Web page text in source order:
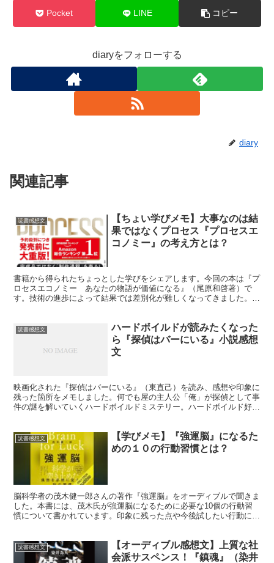
Pocket LINE コピー
diaryをフォローする
diary
関連記事
読書感想文
【ちょい学びメモ】大事なのは結
果ではなくプロセス『プロセスエ
コノミー』の考え方とは？
書籍から得られたちょっとした学びをシェアします。今回の本は『プ
ロセスエコノミー あなたの物語が価値になる』（尾原和啓著）で
す。技術の進歩によって結果では差別化が難しくなってきました。そ
読書感想文
ハードボイルドが読みたくなった
ら『探偵はバーにいる』小説感想
文
映画化された『探偵はバーにいる』（東直己）を読み、感想や印象に
残った箇所をメモしました。何でも屋の主人公「俺」が探偵として事
件の謎を解いていくハードボイルドミステリー。ハードボイルド好き
読書感想文
【学びメモ】『強運脳』になるた
めの１０の行動習慣とは？
脳科学者の茂木健一郎さんの著作『強運脳』をオーディブルで聞きま
した。本書には、茂木氏が強運脳になるために必要な10個の行動習
慣について書かれています。印象に残った点や今後試したい行動につ
読書感想文
【オーディブル感想文】上質な社
会派サスペンス！『鎮魂』（染井